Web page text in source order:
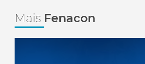
Mais Fenacon